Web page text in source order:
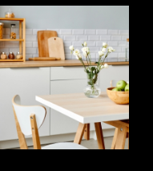
objectif est
au meilleur
une expérience
étape